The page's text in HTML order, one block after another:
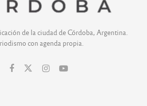
de la ciudad de Córdoba, Argentina.
con agenda propia.